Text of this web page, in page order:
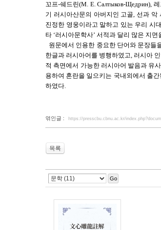
꼬프-쉐드린(М. Е. Салтыков-Щедрин),
기 러시아산문의 아버지인 고골, 선과
진정한 영웅이라고 말하고 있는 우리 시
타 ‘러시아문학사’ 서적과 달리 많은 지
원문에서 인용한 중요한 단어와 문장들
한글과 러시아어를 병행하였고, 러시아
적 측면에서 가능한 러시아어 발음과 유
용하여 혼란을 일으키는 국내외에서 출
하였다.
엮인글 : https://presscbu.cbnu.ac.kr/
목록
Go